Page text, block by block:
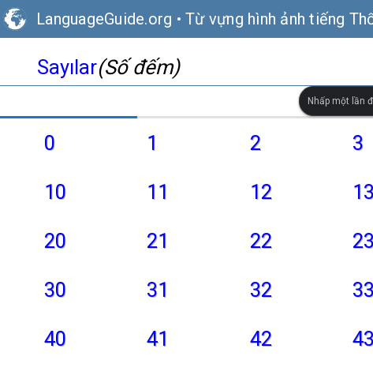
LanguageGuide.org • Từ vựng hình ảnh tiếng
Sayılar(Số đếm)
Nhấp một lần
0 1 2 3
10 11 12 13
20 21 22 23
30 31 32 33
40 41 42 43